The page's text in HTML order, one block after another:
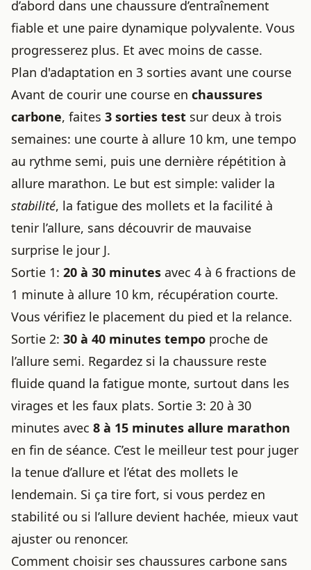
d’abord dans une chaussure d’entraînement
fiable et une paire dynamique polyvalente. Vous
progresserez plus. Et avec moins de casse.
Plan d'adaptation en 3 sorties avant une course
Avant de courir une course en chaussures
carbone, faites 3 sorties test sur deux à trois
semaines: une courte à allure 10 km, une tempo
au rythme semi, puis une dernière répétition à
allure marathon. Le but est simple: valider la
stabilité, la fatigue des mollets et la facilité à
tenir l’allure, sans découvrir de mauvaise
surprise le jour J.
Sortie 1: 20 à 30 minutes avec 4 à 6 fractions de
1 minute à allure 10 km, récupération courte.
Vous vérifiez le placement du pied et la relance.
Sortie 2: 30 à 40 minutes tempo proche de
l’allure semi. Regardez si la chaussure reste
fluide quand la fatigue monte, surtout dans les
virages et les faux plats. Sortie 3: 20 à 30
minutes avec 8 à 15 minutes allure marathon
en fin de séance. C’est le meilleur test pour juger
la tenue d’allure et l’état des mollets le
lendemain. Si ça tire fort, si vous perdez en
stabilité ou si l’allure devient hachée, mieux vaut
ajuster ou renoncer.
Comment choisir ses chaussures carbone sans